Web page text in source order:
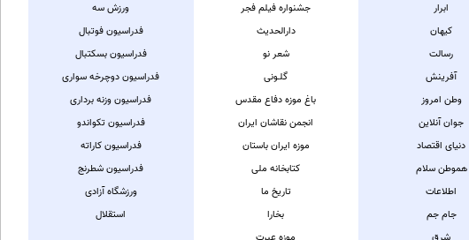
ابرار
کیهان
رسالت
آفرینش
وطن امروز
جوان آنلاین
دنیای اقتصاد
هموطن سلام
اطلاعات
جام جم
جشنواره فیلم فجر
دارالحدیث
شعر نو
گلـونی
باغ موزه دفاع مقدس
انجمن نقاشان ایران
موزه ایران باستان
کتابخانه ملی
تاریخ ما
بخارا
ورزش سه
فدراسیون فوتبال
فدراسیون بسکتبال
فدراسیون دوچرخه سواری
فدراسیون وزنه برداری
فدراسیون تکواندو
فدراسیون کاراته
فدراسیون شطرنج
ورزشگاه آزادی
استقلال